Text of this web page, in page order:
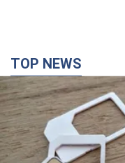
TOP NEWS